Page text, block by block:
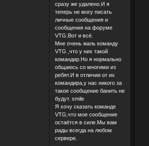
сразу же удалено.И я
теперь не могу писать
личные сообщения и
сообщения на форуме
VTG.Вот и всё.
Мне очень жаль команду
VTG ,что у них такой
командир.Но я нормально
общаюсь со многими из
ребят.И в отличии от их
командира,у нас никого за
такое сообщение банить не
будут. smile
Я хочу сказать команде
VTG,что мое сообщение
остаётся в силе.Мы вам
рады всегда на любом
сервере.